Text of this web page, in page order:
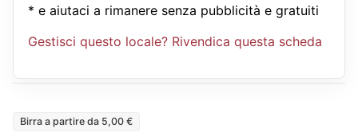
* e aiutaci a rimanere senza pubblicità e gratuiti
Gestisci questo locale? Rivendica questa scheda
Birra a partire da 5,00 €